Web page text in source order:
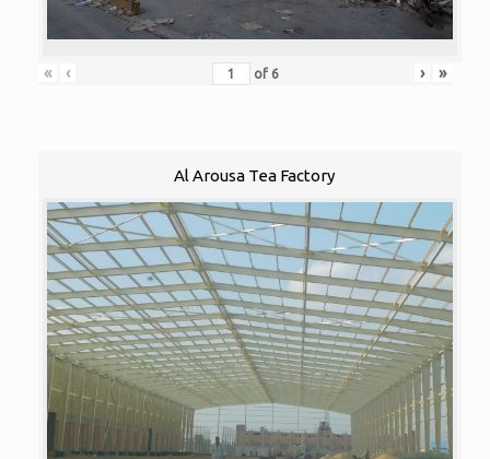
« ‹ of 6 › »
Al Arousa Tea Factory